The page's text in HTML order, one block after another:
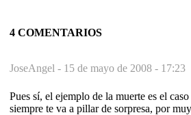
4 COMENTARIOS
JoseAngel - 15 de mayo de 2008 - 17:23
Pues sí, el ejemplo de la muerte es el
siempre te va a pillar de sorpresa, por